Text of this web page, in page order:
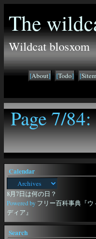
The
Wildcat blosxom
[About] [Todo] [
Page 7/
Calendar
8月7日は何の日？
Powered by フリー百科事典『ウ
ディア』
Search